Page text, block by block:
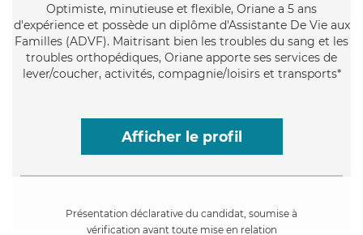
Optimiste, minutieuse et flexible, Oriane a 5 ans
d'expérience et possède un diplôme d'Assistante De Vie aux
Familles (ADVF). Maitrisant bien les troubles du sang et les
troubles orthopédiques, Oriane apporte ses services de
lever/coucher, activités, compagnie/loisirs et transports*
Afficher le profil
Présentation déclarative du candidat, soumise à
vérification avant toute mise en relation